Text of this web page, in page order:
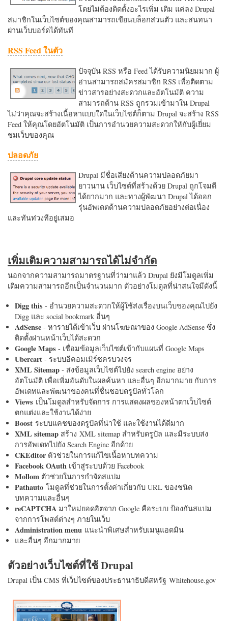
โดยไม่ต้องติดตั้งอะไรเพิ่ม เติม แค่ลง Drupal
สมาชิกในเว็บไซต์ของคุณสามารถเขียนบล็อกส่วนตัว และสนทนา
ผ่านเว็บบอร์ดได้ทันที
RSS Feed ในตัว
ปัจจุบัน RSS หรือ Feed ได้รับความนิยมมาก ผู้
อ่านสามารถสมัครสมาชิก RSS เพื่อติดตาม
ข่าวสารอย่างสะดวกและอัตโนมัติ ความ
สามารถด้าน RSS ถูกรวมเข้ามาใน Drupal
ไม่ว่าคุณจะสร้างเนื้อหาแบบใดในเว็บไซต์ก็ตาม Drupal จะสร้าง RSS
Feed ให้คุณโดยอัตโนมัติ เป็นการอำนวยความสะดวกใหักับผู้เยี่ยม
ชมเว็บของคุณ
ปลอดภัย
Drupal มีชื่อเสียงด้านความปลอดภัยมา
ยาวนาน เว็บไซต์ที่สร้างด้วย Drupal ถูกโจมตี
ได้ยากมาก และทางผู้พัฒนา Drupal ได้ออก
รุ่นอัพเดตด้านความปลอดภัยอย่างต่อเนื่อง
และทันท่วงทีอยู่เสมอ
เพิ่มเติมความสามารถได้ไม่จำกัด
นอกจากความสามารถมาตรฐานที่ว่ามาแล้ว Drupal ยังมีโมดูลเพิ่ม
เติมความสามารถอีกเป็นจำนวนมาก ตัวอย่างโมดูลที่น่าสนใจมีดังนี้
Digg this - อำนวยความสะดวกให้ผู้ใช้ส่งเรื่องบนเว็บของคุณไปยัง
Digg และ social bookmark อื่นๆ
AdSense - หารายได้เข้าเว็บ ผ่านโฆษณาของ Google AdSense ซึ่ง
ติดตั้งผ่านหน้าเว็บได้สะดวก
Google Maps - เชื่อมข้อมูลเว็บไซต์เข้ากับแผนที่ Google Maps
Ubercart - ระบบอีคอมเมิร์ซครบวงจร
XML Sitemap - ส่งข้อมูลเว็บไซต์ไปยัง search engine อย่าง
อัตโนมัติ เพื่อเพิ่มอันดับในผลค้นหา และอื่นๆ อีกมากมาย กับการ
อัพเดทและพัฒนาของคนที่ชื่นชอบดรูปัลทั่วโลก
Views เป็นโมดูลสำหรับจัดการ การแสดงผลของหน้าตาเว็บไซต์
ตกแต่งและใช้งานได้ง่าย
Boost ระบบแคชของดรูปัลที่น่าใช้ และใช้งานได้ดีมาก
XML sitemap สร้าง XML sitemap สำหรับดรูปัล และมีระบบส่ง
การอัพเดทไปยัง Search Engine อีกด้วย
CKEditorตัวช่วยในการแก้ไขเนื้อหาบทความ
Facebook OAuth เข้าสู่ระบบด้วย Facebook
Mollom ตัวช่วยในการกำจัดสแปม
Pathauto โมดูลที่ช่วยในการตั้งค่าเกี่ยวกับ URL ของชนิด
บทความและอื่นๆ
reCAPTCHA มาใหม่ยอดฮิตจาก Google คือระบบ ป้องกันสแปม
จากการโพสต์ต่างๆ ภายในเว็บ
Administration menu แนะนำพิเศษสำหรับเมนูแอดมิน
และอื่นๆ อีกมากมาย
ตัวอย่างเว็บไซต์ที่ใช้ Drupal
Drupal เป็น CMS ที่เว็บไซต์ของประธานาธิบดีสหรัฐ Whitehouse.gov